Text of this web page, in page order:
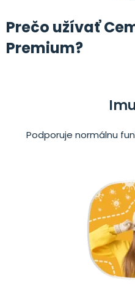
Prečo užívať
Premium?
Podporuje normálnu